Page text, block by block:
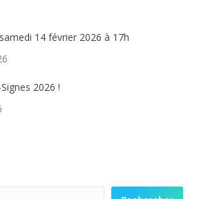
14 février 2026 à 17h
2026 !